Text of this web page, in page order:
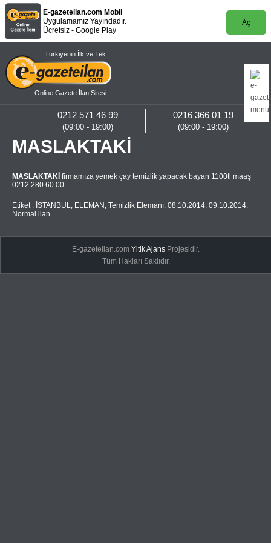
E-gazeteilan.com Mobil
Uygulamamız Yayındadır.
Ücretsiz - Google Play
Aç
Türkiyenin İlk ve Tek
Online Gazete İlan Sitesi
0216 366 01 19
(09:00 - 19:00)
0212 571 46 99
(09:00 - 19:00)
MASLAKTAKİ
MASLAKTAKİ firmamıza yemek çay temizlik yapacak bayan 1100tl maaş
0212.280.60.00
Etiket : İSTANBUL, ELEMAN , Temizlik Elemanı, 08.10.2014, 09.10.2014,
Normal ilan
E-gazeteilan.comYitik Ajans Projesidir.
Tüm Hakları Saklıdır.